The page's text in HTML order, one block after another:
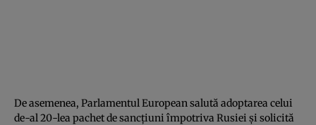
De asemenea, Parlamentul European salută adoptarea celui
de-al 20-lea pachet de sancțiuni împotriva Rusiei și solicită